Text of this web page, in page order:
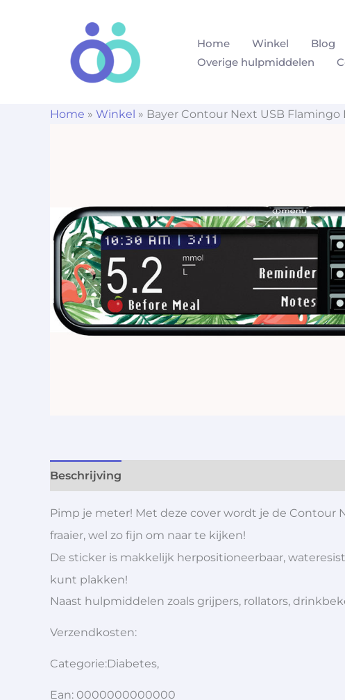
Home Winkel Blog
Overige hulpmiddelen
Home » Winkel » Bayer Contour Next USB Flamingo
Beschrijving
Pimp je meter! Met deze cover wordt je de
fraaier, wel zo fijn om naar te kijken!
De sticker is makkelijk herpositioneerbaar,
kunt plakken!
Naast hulpmiddelen zoals grijpers, rollators,
Verzendkosten:
Categorie:Diabetes,
Ean: 0000000000000